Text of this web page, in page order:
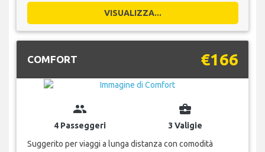
VISUALIZZA...
COMFORT €166
group
4 Passeggeri
business_center
3 Valigie
Suggerito per viaggi a lunga distanza con comodità